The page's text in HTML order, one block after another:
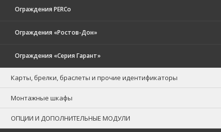
Ограждения PERCo
Ограждения «Ростов-Дон»
Ограждения «Серия Гарант»
Карты, брелки, браслеты и прочие идентификаторы
Монтажные шкафы
ОПЦИИ И ДОПОЛНИТЕЛЬНЫЕ МОДУЛИ